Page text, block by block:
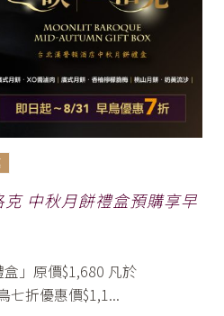
中秋月餅禮盒預購享早
盒」原價$1,680 凡於
七折優惠價$1,1...